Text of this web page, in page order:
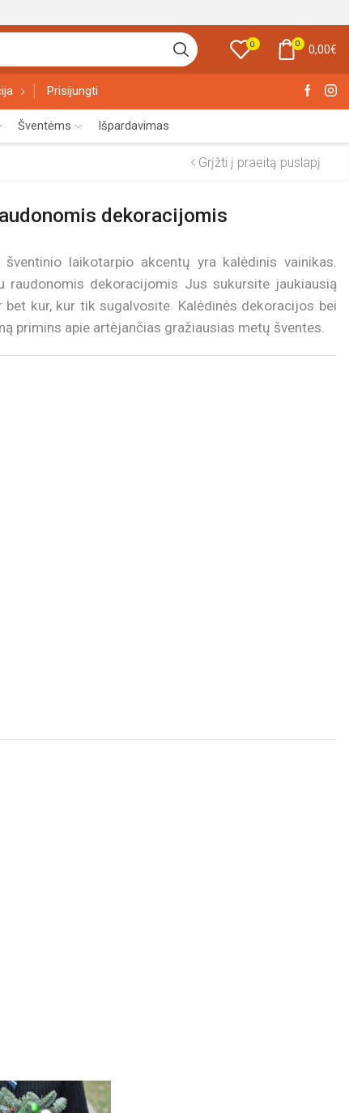
0 0 0,00€
Prisijungti
Šventėms Išpardavimas
Grįžti į praeitą puslapį
dekoracijomis
laikotarpio akcentų yra kalėdinis vainikas.
raudonomis dekoracijomis Jus sukursite jaukiausią
kur, kur tik sugalvosite. Kalėdinės dekoracijos bei
primins apie artėjančias gražiausias metų šventes.